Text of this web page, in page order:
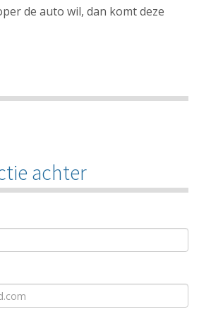
de auto wil, dan komt deze
achter